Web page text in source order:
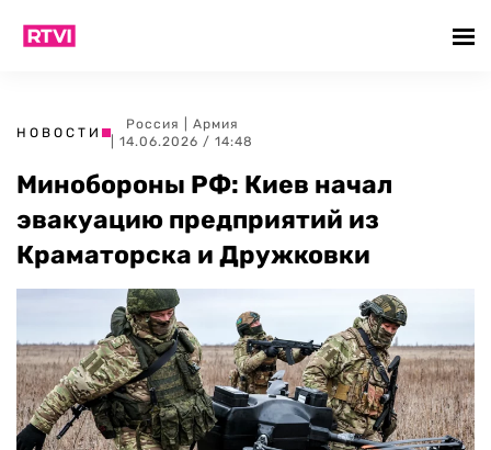
НОВОСТИ
Россия
Армия
| 14.06.2026 / 14:48
Минобороны РФ: Киев начал
эвакуацию предприятий из
Краматорска и Дружковки